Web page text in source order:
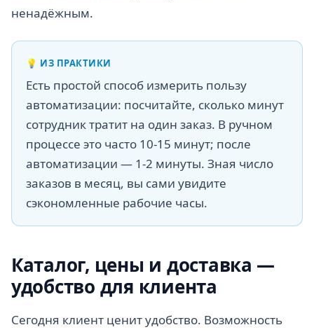
ненадёжным.
💡 ИЗ ПРАКТИКИ
Есть простой способ измерить пользу
автоматизации: посчитайте, сколько минут
сотрудник тратит на один заказ. В ручном
процессе это часто 10-15 минут; после
автоматизации — 1-2 минуты. Зная число
заказов в месяц, вы сами увидите
сэкономленные рабочие часы.
Каталог, цены и доставка —
удобство для клиента
Сегодня клиент ценит удобство. Возможность